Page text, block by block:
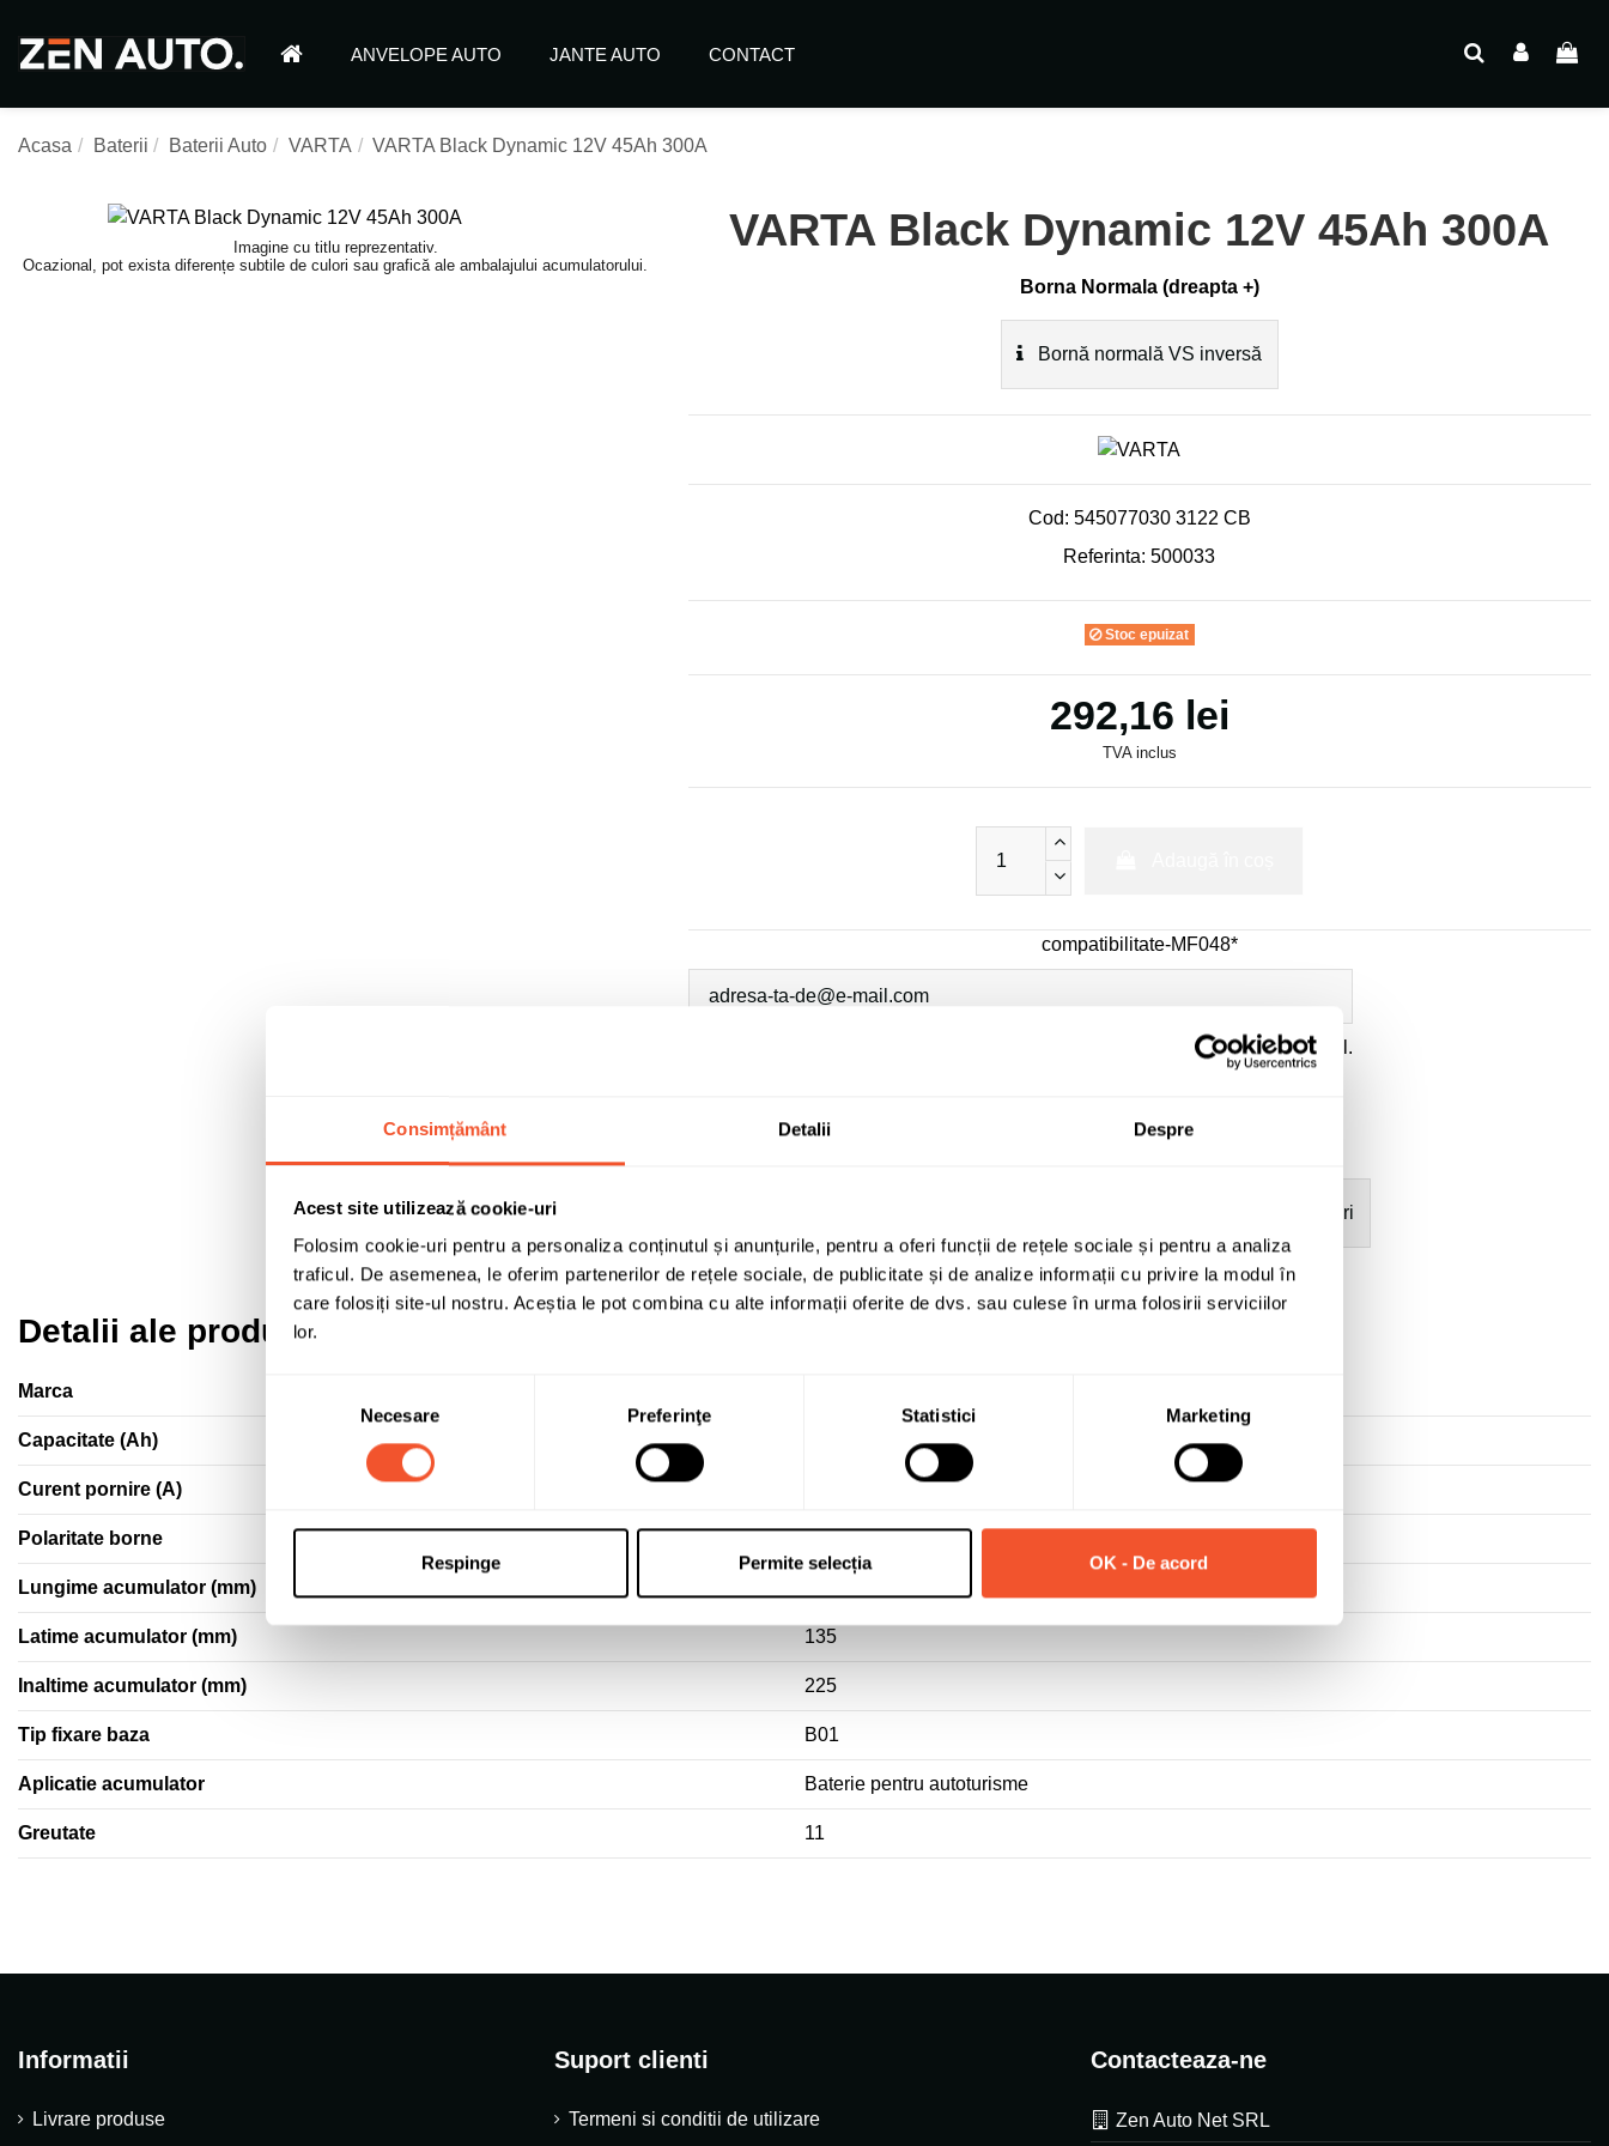
Consimțământ Detalii Despre
Acest site utilizează cookie-uri
Folosim cookie-uri pentru a personaliza conținutul și anunțurile, pentru a oferi funcții de rețele sociale și pentru a analiza
traficul. De asemenea, le oferim partenerilor de rețele sociale, de publicitate și de analize informații cu privire la modul în
care folosiți site-ul nostru. Aceștia le pot combina cu alte informații oferite de dvs. sau culese în urma folosirii serviciilor
lor.
consimțământului
Necesare Preferinţe Statistici Marketing
Respinge Permite selecția OK - De acord
ANVELOPE AUTO JANTE AUTO CONTACT
Acasa Baterii Baterii Auto VARTA VARTA Black Dynamic 12V 45Ah 300A
Imagine cu titlu reprezentativ.
Ocazional, pot exista diferențe subtile de culori sau grafică ale ambalajului acumulatorului.
VARTA Black Dynamic 12V 45Ah 300A
Borna Normala (dreapta +)
Bornă normală VS inversă
Cod: 545077030 3122 CB
Referinta: 500033
Stoc epuizat
292,16 lei
TVA inclus
compatibilitate-MF048*
a datelor cu caracter personal.
Garanție acumulatori
Detalii ale produsului
Marca
Capacitate (Ah)
Curent pornire (A)
Polaritate borne Normala (dreapta +)
Lungime acumulator (mm)
Latime acumulator (mm) 135
Inaltime acumulator (mm) 225
Tip fixare baza B01
Aplicatie acumulator Baterie pentru autoturisme
Greutate 11
Informatii
Livrare produse
Suport clienti
Termeni si conditii de utilizare
Contacteaza-ne
Zen Auto Net SRL